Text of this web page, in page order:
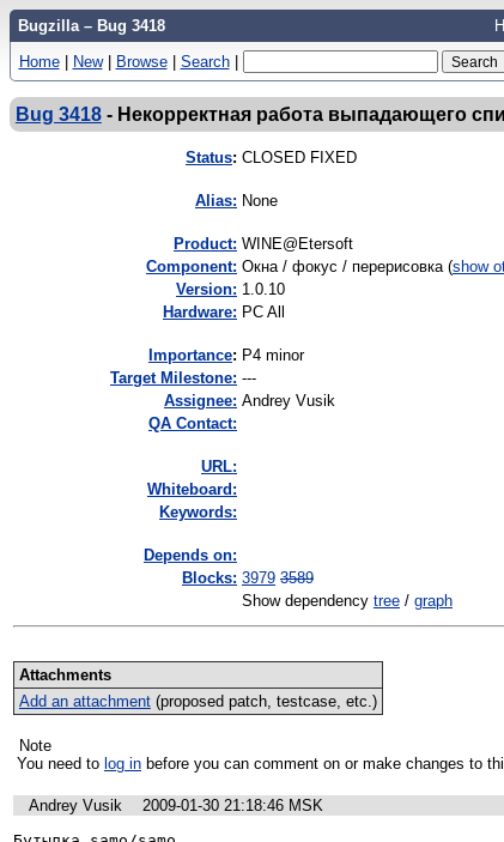
Bugzilla – Bug 3418
Home | New | Browse | Search |
Bug 3418 - Некорректная работа выпадающего
Status: CLOSED FIXED
Alias: None
Product: WINE@Etersoft
Component: Окна / фокус / перерисовка (show
Version: 1.0.10
Hardware: PC All
mportance: P4 minor
Target Milestone: ---
Assignee: Andrey Vusik
QA Contact:
URL:
Whiteboard:
Keywords:
Depends on:
Blocks: 3979 3589
Show dependency tree / graph
Attachments
Add an attachment(proposed patch, testcase, etc.)
Note
You need to log in before you can comment on or make changes to
Andrey Vusik
2009-01-30 21:18:46 MSK